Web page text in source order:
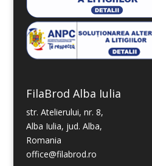
FilaBrod Alba Iulia
str. Atelierului, nr. 8,
Alba Iulia, jud. Alba,
Romania
office@filabrod.ro